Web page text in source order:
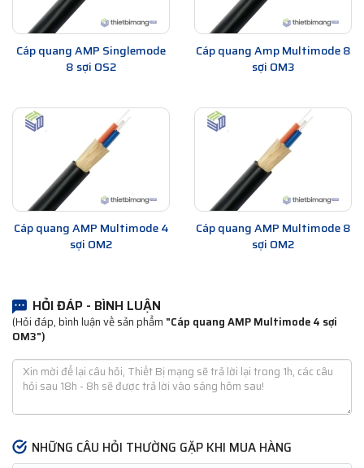
Cáp quang AMP Singlemode
8 sợi OS2
Cáp quang Amp Multimode 8
sợi OM3
Cáp quang AMP Multimode 4
sợi OM2
Cáp quang AMP Multimode 8
sợi OM2
HỎI ĐÁP - BÌNH LUẬN
(Hỏi đáp, bình luận về sản phẩm "Cáp quang AMP Multimode 4 sợi
OM3")
NHỮNG CÂU HỎI THƯỜNG GẶP KHI MUA HÀNG